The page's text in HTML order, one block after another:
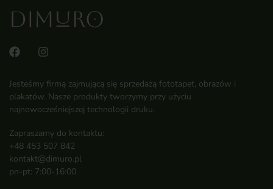
Jesteśmy firmą zajmującą się sprzedażą fototapet, obrazów i
plakatów. Nasze produkty tworzymy przy użyciu
najnowocześniejszej technologii druku.
Zapraszamy do kontaktu:
+48 453 507 842
kontakt@dimuro.pl
pn-pt: 7:00-16:00